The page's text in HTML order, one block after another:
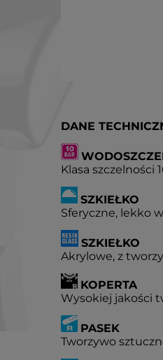
DANE
Klasa szczelności
SZKIEŁKO
Sferyczne, lekko
SZKIEŁKO
Akrylowe, z
KOPERTA
Wysokiej jakości
PASEK
Tworzywo